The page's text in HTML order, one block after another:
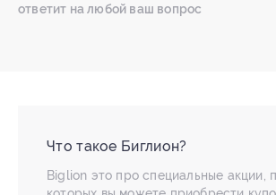
ответит на любой ваш вопрос
Что такое Биглион?
Biglion это про специальные акции,